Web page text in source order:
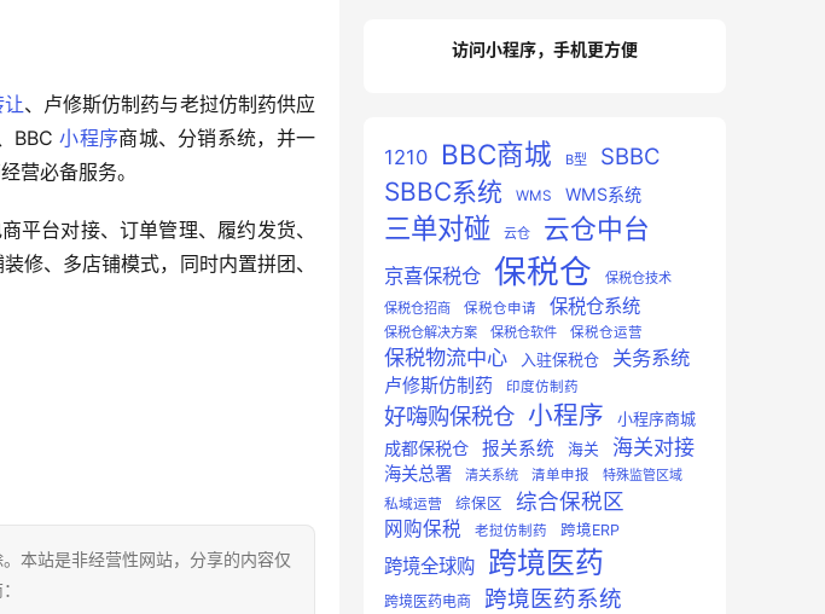
、卢修斯仿制药与老挝仿制药供应
BBC 小程序商城、分销系统，并一
营必备服务。
平台对接、订单管理、履约发货、
修、多店铺模式，同时内置拼团、
本站是非经营性网站，分享的内容仅
访问小程序，手机更方便
1210 BBC商城 B型 SBBC
SBBC系统 WMS WMS系统
三单对碰 云仓 云仓中台
京喜保税仓 保税仓
保税仓技术
保税仓招商
保税仓申请 保税仓系统
保税仓解决方案 保税仓软件 保税仓运营
保税物流中心 入驻保税仓 关务系统
卢修斯仿制药 印度仿制药
好嗨购保税仓 小程序 小程序商城
成都保税仓 报关系统 海关 海关对接
海关总署 清关系统 清单申报
特殊监管区域
私域运营
综保区 综合保税区
网购保税 老挝仿制药 跨境ERP
跨境全球购 跨境医药
跨境医药电商 跨境医药系统